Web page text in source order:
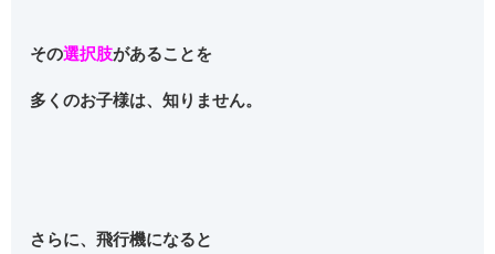
その選択肢があることを
多くのお子様は、知りません。
さらに、飛行機になると